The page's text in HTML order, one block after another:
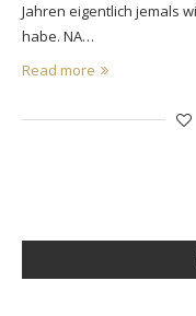
Jahren eigentlich jemals
habe. NA…
Read more